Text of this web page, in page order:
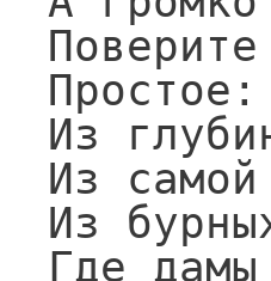
Из
Из
Из
Где